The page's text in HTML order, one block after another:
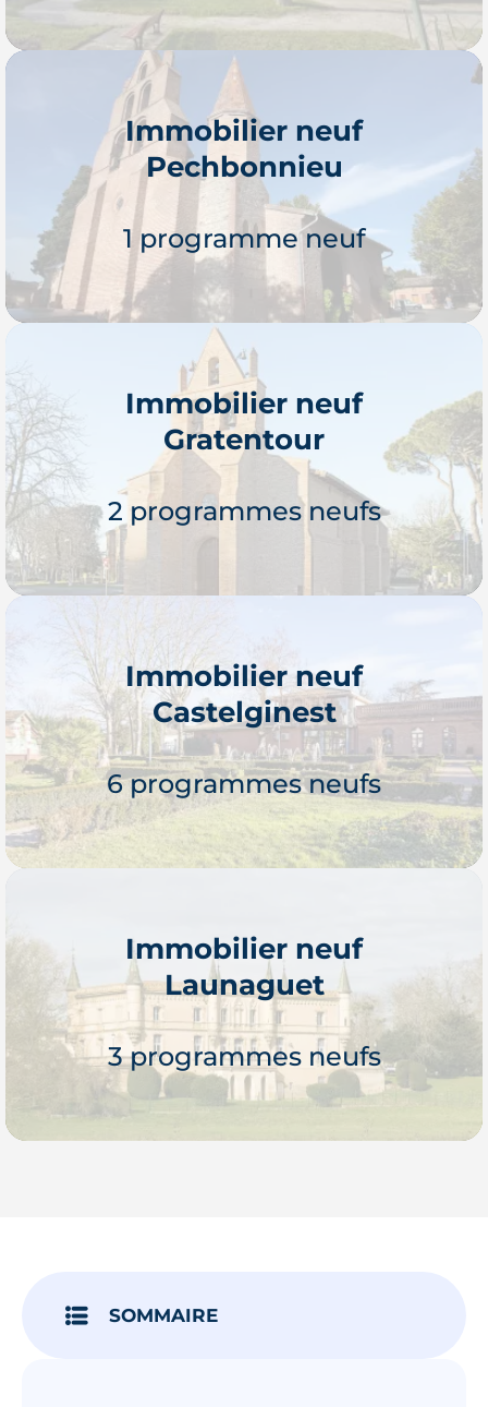
Je découvre
Immobilier neuf
Pechbonnieu
1 programme neuf
Je découvre
Immobilier neuf
Gratentour
2 programmes neufs
Je découvre
Immobilier neuf
Castelginest
6 programmes neufs
Je découvre
Immobilier neuf
Launaguet
3 programmes neufs
SOMMAIRE